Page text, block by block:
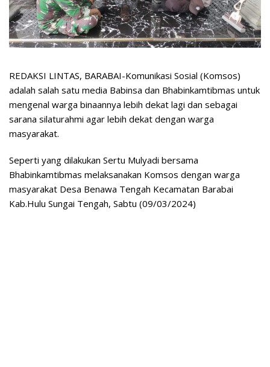
REDAKSI LINTAS, BARABAI-Komunikasi Sosial (Komsos)
adalah salah satu media Babinsa dan Bhabinkamtibmas untuk
mengenal warga binaannya lebih dekat lagi dan sebagai
sarana silaturahmi agar lebih dekat dengan warga
masyarakat.
Seperti yang dilakukan Sertu Mulyadi bersama
Bhabinkamtibmas melaksanakan Komsos dengan warga
masyarakat Desa Benawa Tengah Kecamatan Barabai
Kab.Hulu Sungai Tengah, Sabtu (09/03/2024)